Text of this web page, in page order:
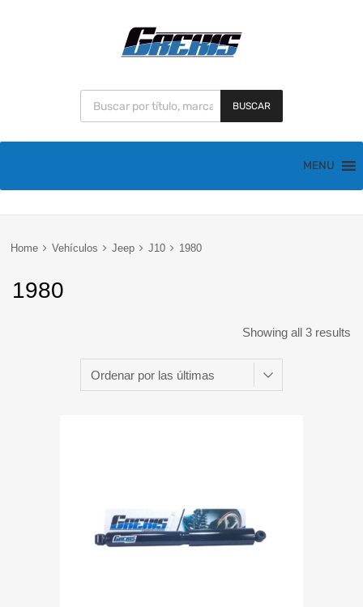
BUSCAR
MENU
Home Vehículos Jeep J10 1980
1980
Showing all 3 results
Add to Wishlist
Add to Compare